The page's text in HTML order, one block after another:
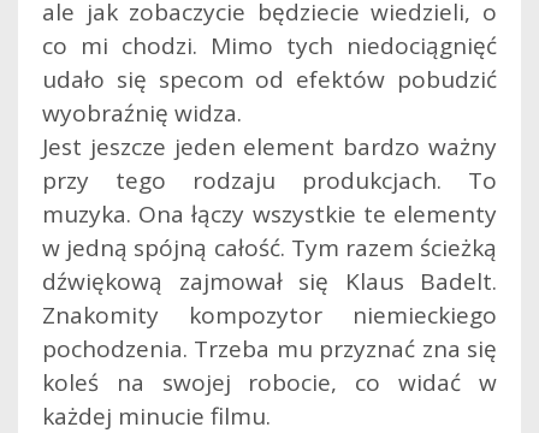
ale jak zobaczycie będziecie wiedzieli, o
co mi chodzi. Mimo tych niedociągnięć
udało się specom od efektów pobudzić
wyobraźnię widza.
Jest jeszcze jeden element bardzo ważny
przy tego rodzaju produkcjach. To
muzyka. Ona łączy wszystkie te elementy
w jedną spójną całość. Tym razem ścieżką
dźwiękową zajmował się Klaus Badelt.
Znakomity kompozytor niemieckiego
pochodzenia. Trzeba mu przyznać zna się
koleś na swojej robocie, co widać w
każdej minucie filmu.